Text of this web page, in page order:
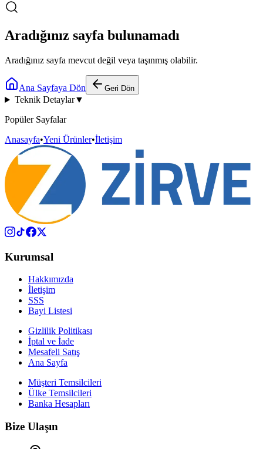
Aradığınız sayfa bulunamadı
Aradığınız sayfa mevcut değil veya taşınmış olabilir.
Ana Sayfaya Dön Geri Dön
Teknik Detaylar▼
Popüler Sayfalar
Anasayfa•Yeni Ürünler•İletişim
Kurumsal
Hakkımızda
İletişim
SSS
Bayi Listesi
Gizlilik Politikası
İptal ve İade
Mesafeli Satış
Ana Sayfa
Müşteri Temsilcileri
Ülke Temsilcileri
Banka Hesapları
Bize Ulaşın